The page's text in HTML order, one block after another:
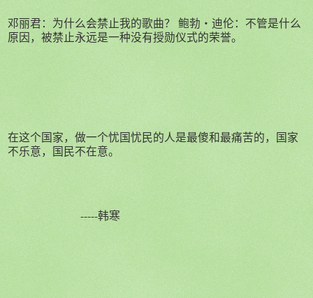
邓丽君：为什么会禁止我的歌曲？ 鲍勃・迪伦：不管是什么
原因，被禁止永远是一种没有授勋仪式的荣誉。
在这个国家，做一个忧国忧民的人是最傻和最痛苦的，国家
不乐意，国民不在意。
-----韩寒